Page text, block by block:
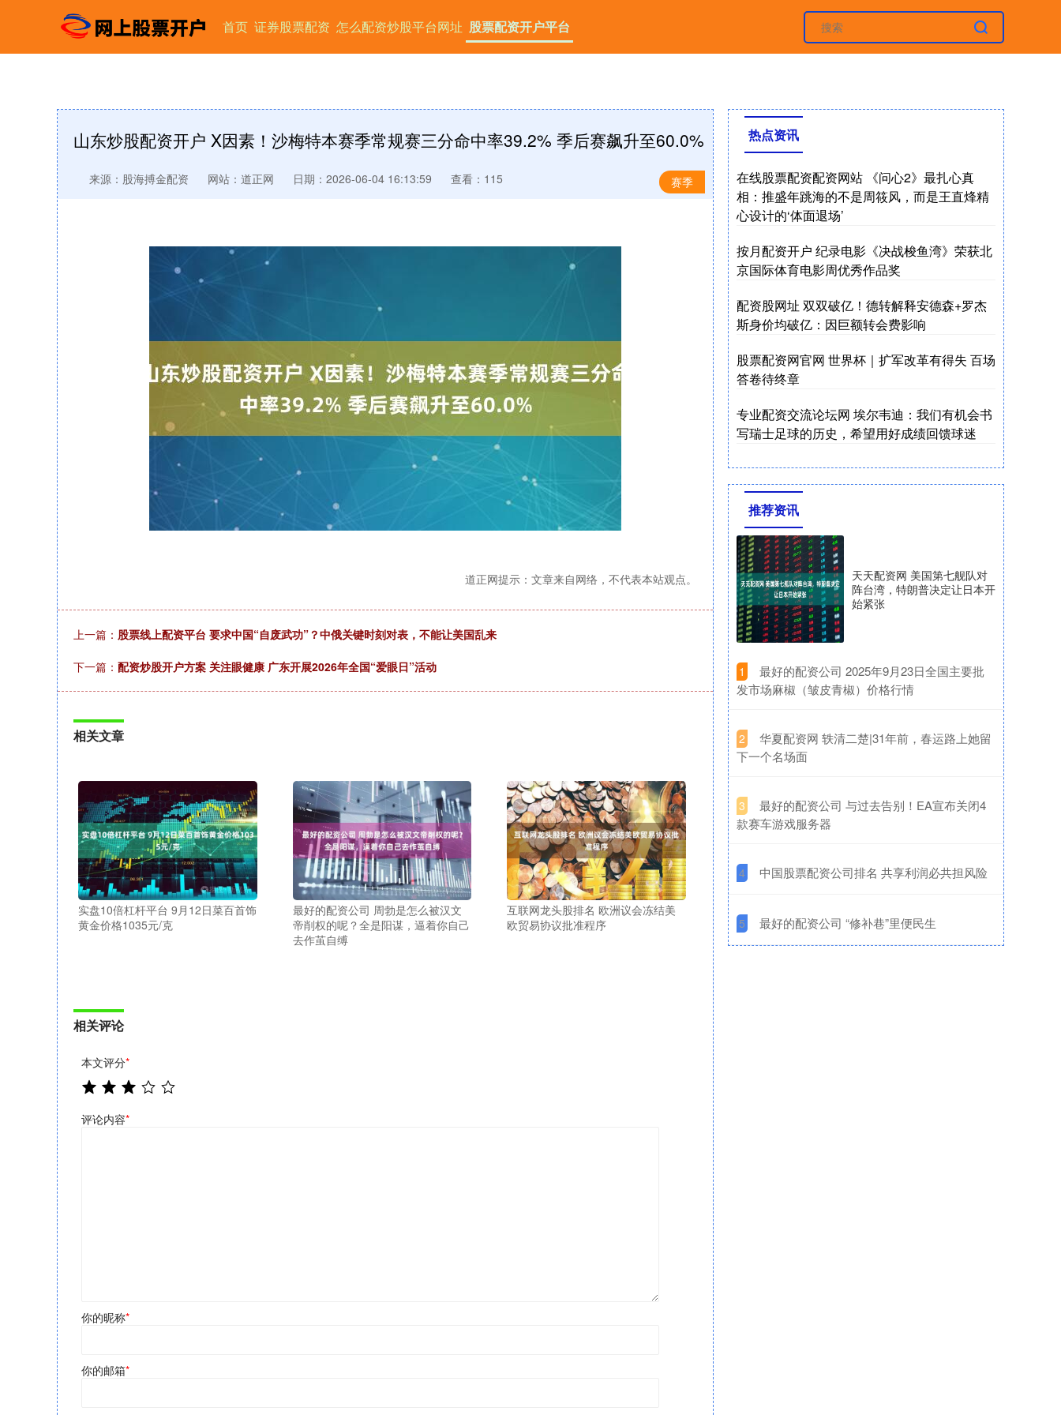
首页 证券股票配资 怎么配资炒股平台网址 股票配资开户平台
山东炒股配资开户 X因素！沙梅特本赛季常规赛三分命中率39.2% 季后赛飙升至60.0%
赛季
来源：股海搏金配资 网站：道正网 日期：2026-06-04 16:13:59 查看：115
道正网提示：文章来自网络，不代表本站观点。
上一篇： 股票线上配资平台 要求中国“自废武功”？中俄关键时刻对表，不能让美国乱来
下一篇： 配资炒股开户方案 关注眼健康 广东开展2026年全国“爱眼日”活动
相关文章
实盘10倍杠杆平台 9月12日菜百首饰
黄金价格1035元/克
最好的配资公司 周勃是怎么被汉文
帝削权的呢？全是阳谋，逼着你自己
去作茧自缚
互联网龙头股排名 欧洲议会冻结美
欧贸易协议批准程序
相关评论
本文评分*
评论内容*
你的昵称*
你的邮箱*
热点资讯
在线股票配资配资网站 《问心2》最扎心真
相：推盛年跳海的不是周筱风，而是王直烽精
心设计的‘体面退场’
按月配资开户 纪录电影《决战梭鱼湾》荣获北
京国际体育电影周优秀作品奖
配资股网址 双双破亿！德转解释安德森+罗杰
斯身价均破亿：因巨额转会费影响
股票配资网官网 世界杯｜扩军改革有得失 百场
答卷待终章
专业配资交流论坛网 埃尔韦迪：我们有机会书
写瑞士足球的历史，希望用好成绩回馈球迷
推荐资讯
天天配资网 美国第七舰队对
阵台湾，特朗普决定让日本开
始紧张
1
​最好的配资公司 2025年9月23日全国主要批
发市场麻椒（皱皮青椒）价格行情
2
​华夏配资网 轶清二楚|31年前，春运路上她留
下一个名场面
3
​最好的配资公司 与过去告别！EA宣布关闭4
款赛车游戏服务器
4 ​中国股票配资公司排名 共享利润必共担风险
5 ​最好的配资公司 “修补巷”里便民生